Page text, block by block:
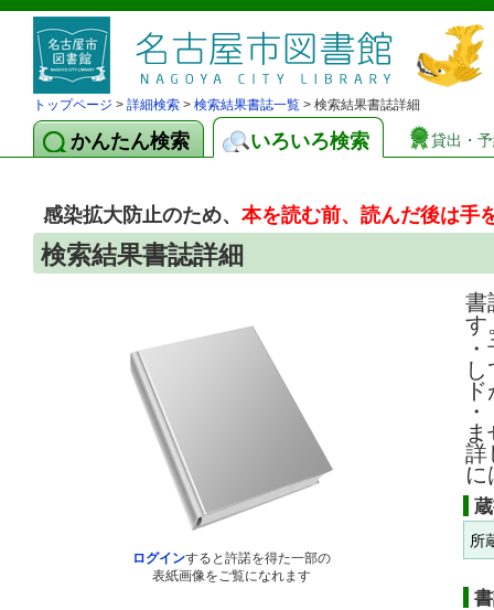
トップページ > 詳細検索 > 検索結果書誌一覧 > 検索結果書誌詳細
かんたん検索 いろいろ検索 貸出・
感染拡大防止のため、本を読む前、読んだ後は手
検索結果書誌詳細
ログインすると許諾を得た一部の
表紙画像をご覧になれます
書
す
詳
に
所